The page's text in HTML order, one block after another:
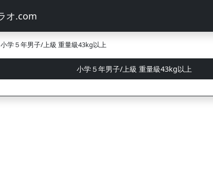
小学５年男子/上級 重量級43kg以上
小学５年男子/上級 重量級43kg以上